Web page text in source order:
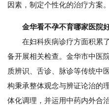
因素，制定个性化的治疗方案
金华看不孕不育哪家医院
在妇科疾病诊疗方面积累了
备开展相关检查。金华市中医
质辨识、舌诊、脉诊等传统中
构秉承整体观念与辨证论治的
体化调理，并运用中药内外合